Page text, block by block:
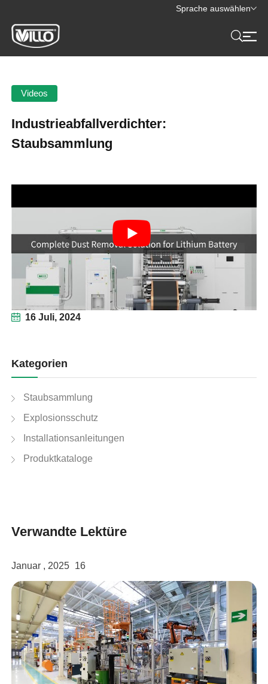
Sprache auswählen
Videos
Industrieabfallverdichter:
Staubsammlung
16 Juli, 2024
Kategorien
Staubsammlung
Explosionsschutz
Installationsanleitungen
Produktkataloge
Verwandte Lektüre
Januar , 2025 16